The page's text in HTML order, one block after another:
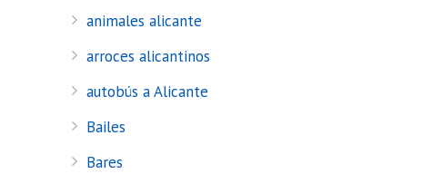
animales alicante
arroces alicantinos
autobús a Alicante
Bailes
Bares